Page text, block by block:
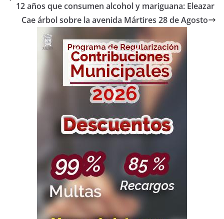
12 años que consumen alcohol y mariguana: Eleazar
Cae árbol sobre la avenida Mártires 28 de Agosto